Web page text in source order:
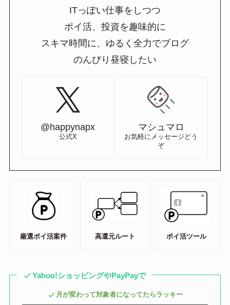
ITっぽい仕事をしつつ
ポイ活、投資を趣味的に
スキマ時間に、ゆるく全力でブログ
のんびり昼寝したい
@happynapx
公式X
マシュマロ
お気軽にメッセージどう
ぞ
厳選ポイ活案件 高還元ルート ポイ活ツール
Yahoo!ショッピングやPayPayで
月が変わって対象者になってたらラッキー